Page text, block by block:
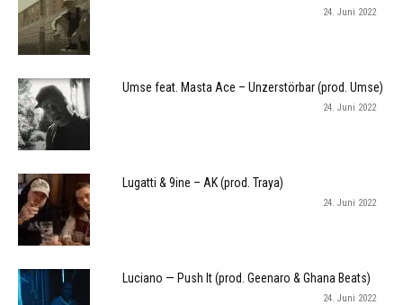
24. Juni 2022
Umse feat. Masta Ace – Unzerstörbar (prod. Umse)
24. Juni 2022
Lugatti & 9ine – AK (prod. Traya)
24. Juni 2022
Luciano — Push It (prod. Geenaro & Ghana Beats)
24. Juni 2022